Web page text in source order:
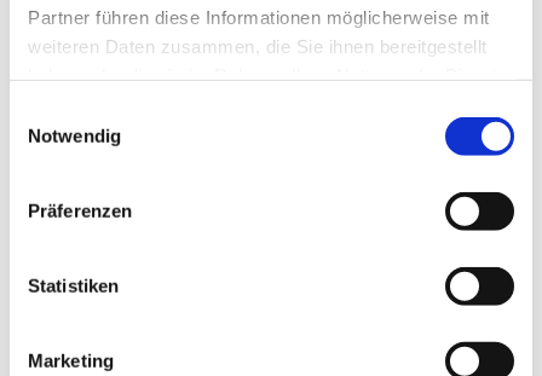
Partner führen diese Informationen möglicherweise mit
weiteren Daten zusammen, die Sie ihnen bereitgestellt
Notwendig
Präferenzen
Statistiken
Marketing
2021
November 2021
September 2021
März 2021